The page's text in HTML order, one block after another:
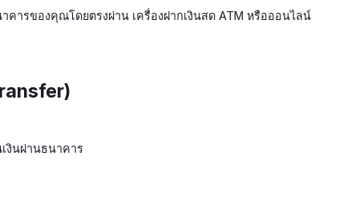
ารของคุณโดยตรงผ่าน เครื่องฝากเงินสด ATM หรือออนไลน์
งินผ่านธนาคาร